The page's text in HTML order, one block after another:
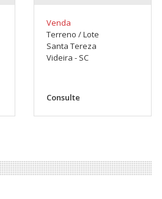
Venda
Terreno / Lote
Santa Tereza
Videira - SC
Consulte